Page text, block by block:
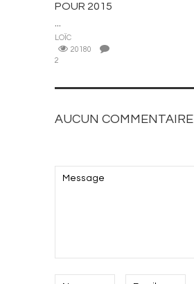
POUR 2015
...
LOÏC
20180
2
AUCUN COMMENTAIRE